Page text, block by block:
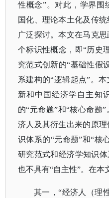
性概念”。对此，学界围
国化、理论本土化及传
广泛探讨。本文在马克
个标识性概念，即“历史
究范式创新的“基础性假
系建构的“逻辑起点”。
新和中国经济学自主知
的“元命题”和“核心命题
济人及其衍生出来的原
识体系的“元命题”和“核
研究范式和经济学知识体
也不具有“自主性”。在本
其一，“经济人（理